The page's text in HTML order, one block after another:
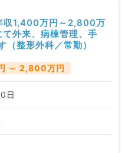
収1,400万円～2,800万
外来、病棟管理、手
整形外科／常勤）
～ 2,800万円
日